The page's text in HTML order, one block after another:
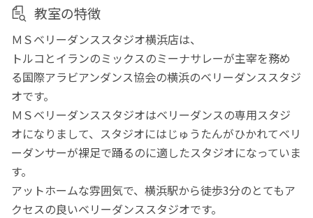
教室の特徴
ＭＳベリーダンススタジオ横浜店は、
トルコとイランのミックスのミーナサレーが主宰を務め
る国際アラビアンダンス協会の横浜のベリーダンススタジ
オです。
ＭＳベリーダンススタジオはベリーダンスの専用スタジ
オになりまして、スタジオにはじゅうたんがひかれてベリ
ーダンサーが裸足で踊るのに適したスタジオになっていま
す。
アットホームな雰囲気で、横浜駅から徒歩3分のとてもア
クセスの良いベリーダンススタジオです。